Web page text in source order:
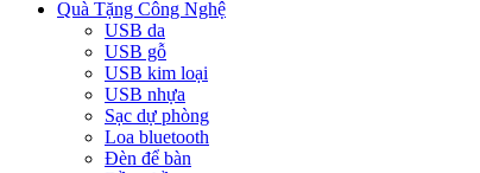
Quà Tặng Công Nghệ
USB da
USB gỗ
USB kim loại
USB nhựa
Sạc dự phòng
Loa bluetooth
Đèn để bàn